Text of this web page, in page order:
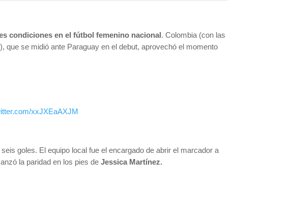
condiciones en el fútbol femenino nacional. Colombia (con las
que se midió ante Paraguay en el debut, aprovechó el momento
xxJXEaAXJM
goles. El equipo local fue el encargado de abrir el marcador a
la paridad en los pies deJessica Martínez.